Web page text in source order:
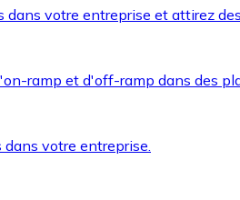
votre entreprise et attirez
ramp et d'off-ramp dans des
dans votre entreprise.